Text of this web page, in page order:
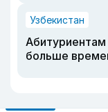
Узбекистан
больше